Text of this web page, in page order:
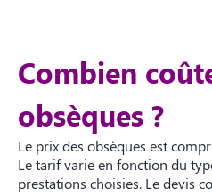
Combien
obsèques ?
Le prix des obsèques est
Le tarif varie en fonction du
prestations choisies. Le devis